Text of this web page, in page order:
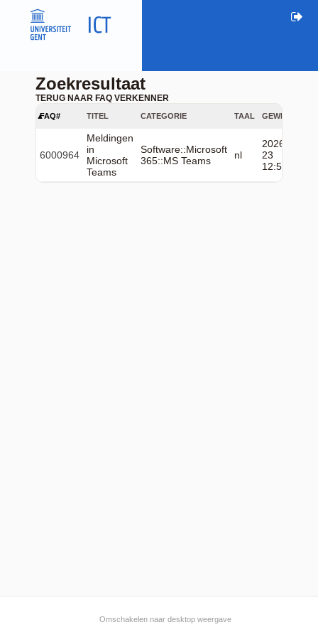
Zoekresultaat
TERUG NAAR FAQ VERKENNER
FAQ# TITEL CATEGORIE TAAL GEWIJZIGD
6000964
Meldingen
in
Microsoft
Teams
Software::Microsoft
365::MS Teams
nl
2026-06-
23
12:53:07
Omschakelen naar desktop weergave